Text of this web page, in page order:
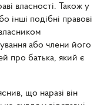
власності. Також у
інші подібні правові
або члени його
про батька, який є
що наразі він